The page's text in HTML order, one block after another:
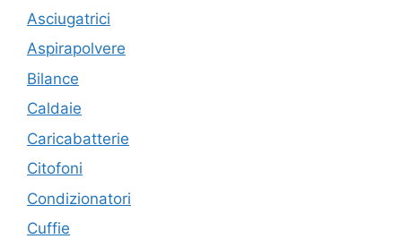
Asciugatrici
Aspirapolvere
Bilance
Caldaie
Caricabatterie
Citofoni
Condizionatori
Cuffie